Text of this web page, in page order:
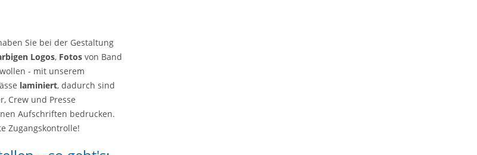
Sie bei der Gestaltung
Logos, Fotos von Band
- mit unserem
laminiert, dadurch sind
Crew und Presse
Aufschriften bedrucken.
Zugangskontrolle!